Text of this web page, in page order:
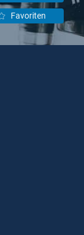
Favoriten